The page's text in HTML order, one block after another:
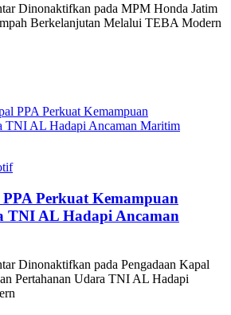
Dinonaktifkan pada MPM Honda Jatim
Berkelanjutan Melalui TEBA Modern
Perkuat Kemampuan
TNI AL Hadapi Ancaman
Dinonaktifkan pada Pengadaan Kapal
Pertahanan Udara TNI AL Hadapi